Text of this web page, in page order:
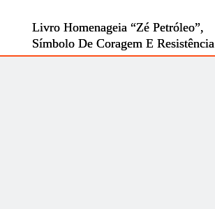
Livro Homenageia “Zé Petróleo”,
Símbolo De Coragem E Resistência
Nos Biscoitos